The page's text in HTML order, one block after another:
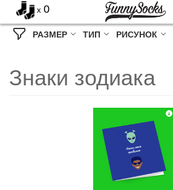
x 0
РАЗМЕР ТИП РИСУНОК
Знаки зодиака